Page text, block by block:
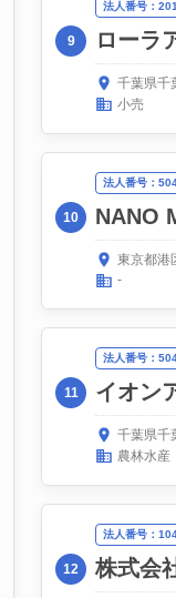
9
法人番号：
ローラ
千葉県千
小売
10
法人番号：
NANO
東京都港
-
11
法人番号：
イオン
千葉県千
農林水産
12
法人番号：
株式会